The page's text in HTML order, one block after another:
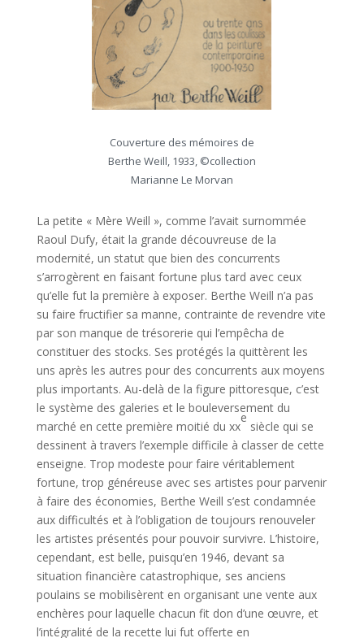
Couverture des mémoires de
Berthe Weill, 1933, ©collection
Marianne Le Morvan
La petite « Mère Weill », comme l’avait surnommée
Raoul Dufy, était la grande découvreuse de la
modernité, un statut que bien des concurrents
s’arrogèrent en faisant fortune plus tard avec ceux
qu’elle fut la première à exposer. Berthe Weill n’a pas
su faire fructifier sa manne, contrainte de revendre vite
par son manque de trésorerie qui l’empêcha de
constituer des stocks. Ses protégés la quittèrent les
uns après les autres pour des concurrents aux moyens
plus importants. Au-delà de la figure pittoresque, c’est
le système des galeries et le bouleversement du
marché en cette première moitié du xx
e
siècle qui se
dessinent à travers l’exemple difficile à classer de cette
enseigne. Trop modeste pour faire véritablement
fortune, trop généreuse avec ses artistes pour parvenir
à faire des économies, Berthe Weill s’est condamnée
aux difficultés et à l’obligation de toujours renouveler
les artistes présentés pour pouvoir survivre. L’histoire,
cependant, est belle, puisqu’en 1946, devant sa
situation financière catastrophique, ses anciens
poulains se mobilisèrent en organisant une vente aux
enchères pour laquelle chacun fit don d’une œuvre, et
l’intégralité de la recette lui fut offerte en